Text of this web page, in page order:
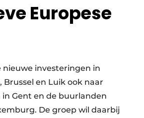
Europese
nieuwe investeringen in
Brussel en Luik ook naar
Gent en de buurlanden
De groep wil daarbij